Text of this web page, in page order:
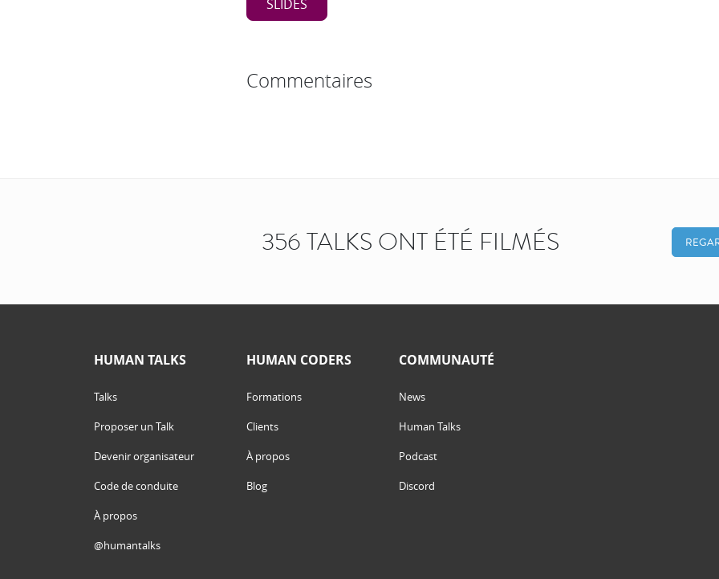
SLIDES
Commentaires
356 TALKS ONT ÉTÉ FILMÉS
HUMAN TALKS
Talks
Proposer un Talk
Devenir organisateur
Code de conduite
À propos
@humantalks
HUMAN CODERS
Formations
Clients
À propos
Blog
COMMUNAUTÉ
News
Human Talks
Podcast
Discord